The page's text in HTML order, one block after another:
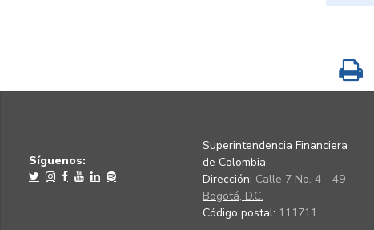
Síguenos:
Superintendencia Financiera
de Colombia
Dirección: Calle 7 No. 4 - 49
Bogotá, D.C.
Código postal: 111711